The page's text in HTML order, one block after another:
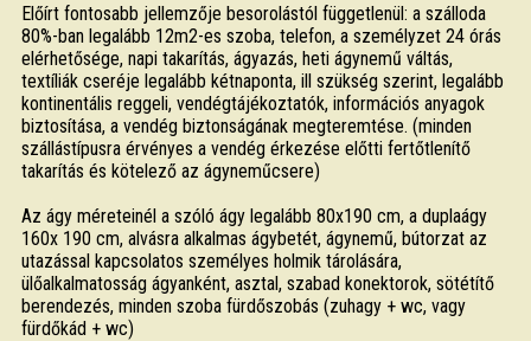
Előírt fontosabb jellemzője besorolástól függetlenül: a szálloda
80%-ban legalább 12m2-es szoba, telefon, a személyzet 24 órás
elérhetősége, napi takarítás, ágyazás, heti ágynemű váltás,
textíliák cseréje legalább kétnaponta, ill szükség szerint, legalább
kontinentális reggeli, vendégtájékoztatók, információs anyagok
biztosítása, a vendég biztonságának megteremtése. (minden
szállástípusra érvényes a vendég érkezése előtti fertőtlenítő
takarítás és kötelező az ágyneműcsere)
Az ágy méreteinél a szóló ágy legalább 80x190 cm, a duplaágy
160x 190 cm, alvásra alkalmas ágybetét, ágynemű, bútorzat az
utazással kapcsolatos személyes holmik tárolására,
ülőalkalmatosság ágyanként, asztal, szabad konektorok, sötétítő
berendezés, minden szoba fürdőszobás (zuhagy + wc, vagy
fürdőkád + wc)